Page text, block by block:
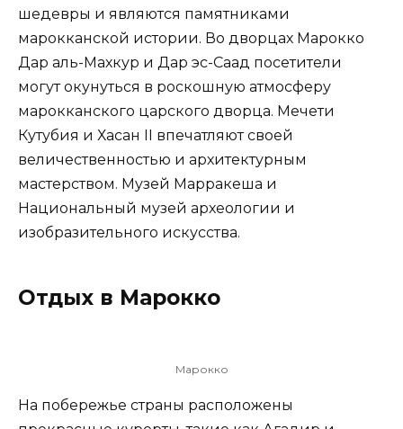
шедевры и являются памятниками
марокканской истории. Во дворцах Марокко
Дар аль-Махкур и Дар эс-Саад посетители
могут окунуться в роскошную атмосферу
марокканского царского дворца. Мечети
Кутубия и Хасан II впечатляют своей
величественностью и архитектурным
мастерством. Музей Марракеша и
Национальный музей археологии и
изобразительного искусства.
Отдых в Марокко
Марокко
На побережье страны расположены